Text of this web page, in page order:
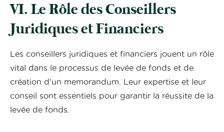
VI. Le Rôle des Conseillers
Juridiques et Financiers
Les conseillers juridiques et financiers jouent un rôle
vital dans le processus de levée de fonds et de
création d’un memorandum. Leur expertise et leur
conseil sont essentiels pour garantir la réussite de la
levée de fonds.